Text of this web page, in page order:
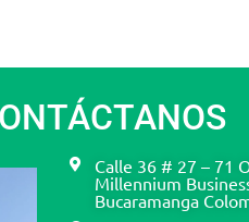
Calle 36 # 27 – 71
Millennium
Bucaramanga